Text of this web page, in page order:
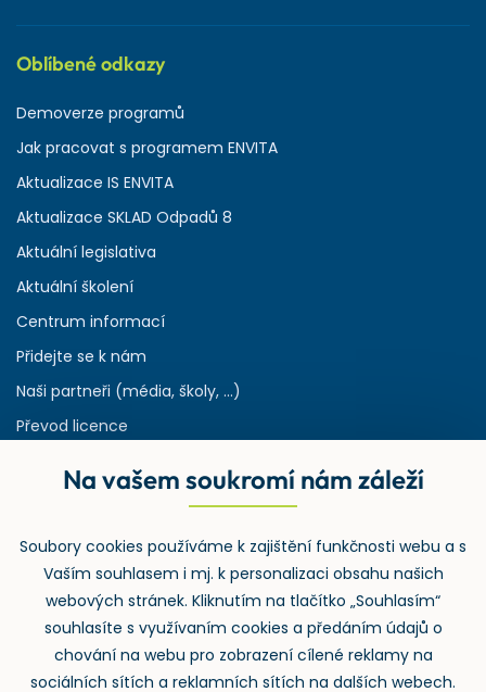
Oblíbené odkazy
Demoverze programů
Jak pracovat s programem ENVITA
Aktualizace IS ENVITA
Aktualizace SKLAD Odpadů 8
Aktuální legislativa
Aktuální školení
Centrum informací
Přidejte se k nám
Naši partneři (média, školy, ...)
Převod licence
Rejstřík používaných zkratek v odpadech
Zpětný odběr
Na vašem soukromí nám záleží
Soubory cookies používáme k zajištění funkčnosti webu a s
Vaším souhlasem i mj. k personalizaci obsahu našich
webových stránek. Kliknutím na tlačítko „Souhlasím“
souhlasíte s využívaním cookies a předáním údajů o
chování na webu pro zobrazení cílené reklamy na
sociálních sítích a reklamních sítích na dalších webech.